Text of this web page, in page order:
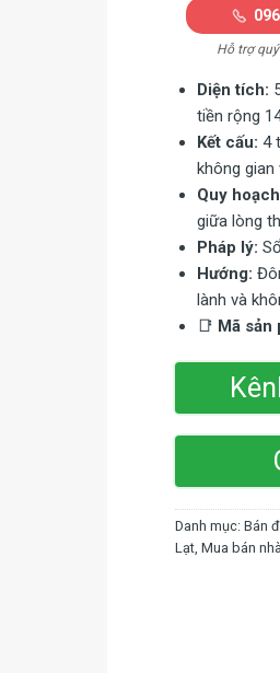
Hỗ trợ
Diện tích:
tiền rộng
Kết cấu: 4
không
Quy
giữa lòng
Pháp lý:
Hướng:
lành và
📑 Mã sản
Danh mục:Bán
Lạt,Mua bán